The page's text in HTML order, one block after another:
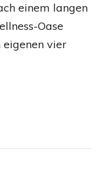
einem langen
Oase
eigenen vier